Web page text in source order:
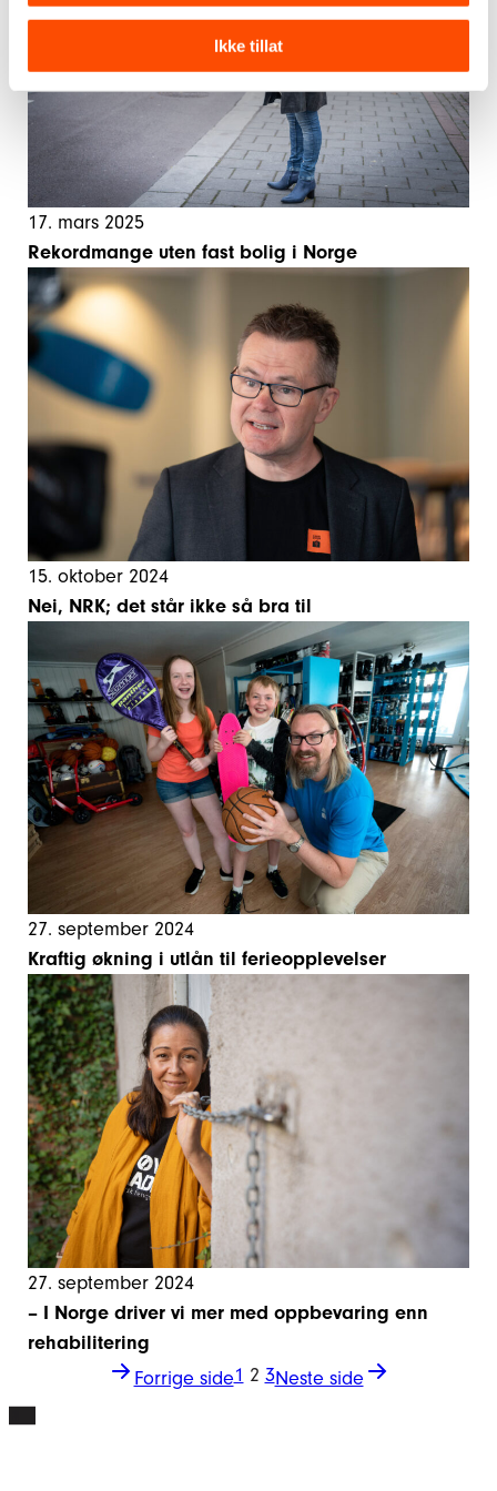
Ikke tillat
17. mars 2025
Rekordmange uten fast bolig i Norge
15. oktober 2024
Nei, NRK; det står ikke så bra til
27. september 2024
Kraftig økning i utlån til ferieopplevelser
27. september 2024
– I Norge driver vi mer med oppbevaring enn
rehabilitering
Forrige side1 2 3Neste side